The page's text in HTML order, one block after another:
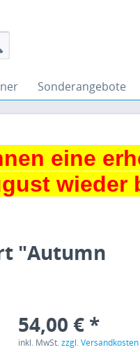
Sonderangebote
eine
wieder
"Autumn
54,00 € *
inkl. MwSt.zzgl. Versandkosten